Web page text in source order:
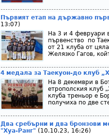
Първият етап на държавно
13:07)
На 3 и 4 февруари
първенство по
от 21 клуба от
Желязко Гагов,
4 медала за Таекуон-до клуб
На 8 декември в
етрополския клуб
клуба треньор е
получиха по две
Два сребърни и два бронзови
"Хуа-Ранг" (10.10.23, 16:26)